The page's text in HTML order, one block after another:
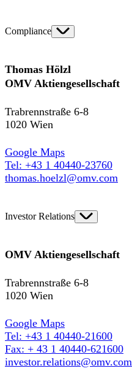
Compliance
Thomas Hölzl
OMV Aktiengesellschaft
Trabrennstraße 6-8
1020 Wien
Google Maps
Tel: +43 1 40440-23760
thomas.hoelzl@omv.com
Investor Relations
OMV Aktiengesellschaft
Trabrennstraße 6-8
1020 Wien
Google Maps
Tel: +43 1 40440-21600
Fax: + 43 1 40440-621600
investor.relations@omv.com